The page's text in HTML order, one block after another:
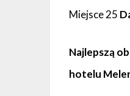
Miejsce 25
Najlepszą
hotelu